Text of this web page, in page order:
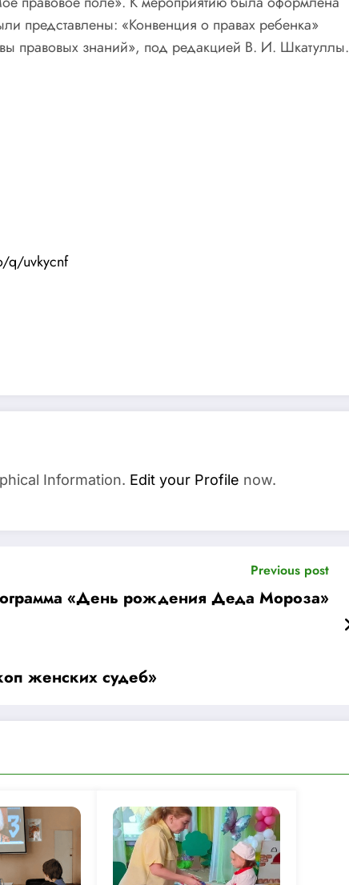
представлены: «Конвенция о правах ребенка»
правовых знаний», под редакцией В. И. Шкатуллы.
q/uvkycnf
Information. Edit your Profile now.
Previous post
«День рождения Деда Мороза»
женских судеб»